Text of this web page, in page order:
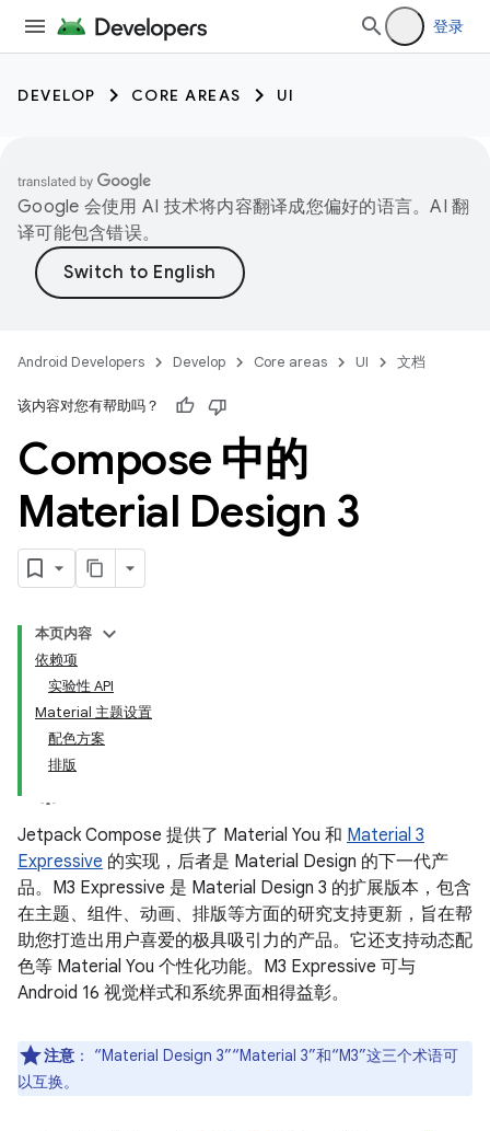
登录
DEVELOP CORE AREAS UI
Google 会使用 AI 技术将内容翻译成您偏好的语言。AI 翻
译可能包含错误。
Android Developers Develop Core areas UI 文档
该内容对您有帮助吗？
Compose 中的
Material Design 3
本页内容
依赖项
实验性 API
Material 主题设置
配色方案
排版
Jetpack Compose 提供了 Material You 和 Material 3
Expressive 的实现，后者是 Material Design 的下一代产
品。M3 Expressive 是 Material Design 3 的扩展版本，包含
在主题、组件、动画、排版等方面的研究支持更新，旨在帮
助您打造出用户喜爱的极具吸引力的产品。它还支持动态配
色等 Material You 个性化功能。M3 Expressive 可与
Android 16 视觉样式和系统界面相得益彰。
注意 ：
“Material Design 3”“Material 3”和“M3”这三个术语可
以互换。